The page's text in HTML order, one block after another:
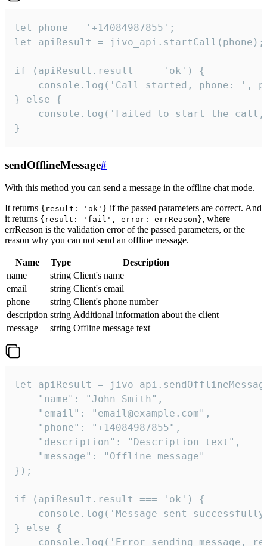
let phone = '+14084987855';
let apiResult = jivo_api.startCall(phone);
if (apiResult.result === 'ok') {
console.log('Call started, phone: ',
} else {
console.log('Failed to start the
}
sendOfflineMessage#
With this method you can send a message in the offline chat mode.
It returns {result: 'ok'} if the passed parameters are correct. And
it returns {result: 'fail', error: errReason}, where
errReason is the validation error of the passed parameters, or the
reason why you can not send an offline message.
Name Type
Description
name
string Client's name
email
string Client's email
phone
string Client's phone number
description string Additional information about the client
message
string Offline message text
let apiResult =
    "name": "John Smith",
    "email": "email@example.com",
    "phone": "+14084987855",
    "description": "Description text",
    "message": "Offline message"
});
if (apiResult.result === 'ok') {
console.log('Message sent
} else {
console.log('Error sending message,